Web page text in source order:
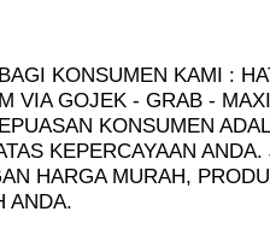
KONSUMEN KAMI :
VIA GOJEK - GRAB -
KONSUMEN
KEPERCAYAAN
HARGA MURAH,
ANDA.